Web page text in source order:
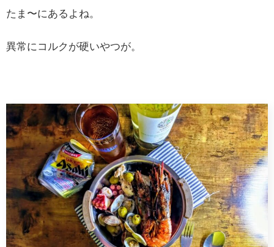
たま〜にあるよね。
異常にコルクが硬いやつが。